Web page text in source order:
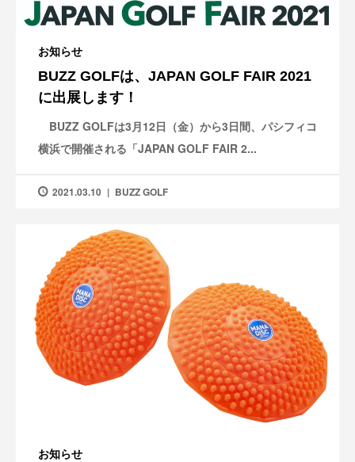
お知らせ
BUZZ GOLFは、JAPAN GOLF FAIR 2021
に出展します！
BUZZ GOLFは3月12日（金）から3日間、パシフィコ
横浜で開催される「JAPAN GOLF FAIR 2...
2021.03.10 BUZZ GOLF
お知らせ